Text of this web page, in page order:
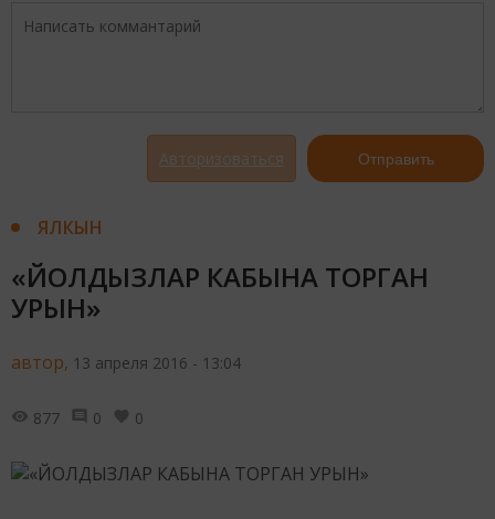
Авторизоваться Отправить
ЯЛКЫН
«ЙОЛДЫЗЛАР КАБЫНА ТОРГАН
УРЫН»
автор, 13 апреля 2016 - 13:04
877 0 0